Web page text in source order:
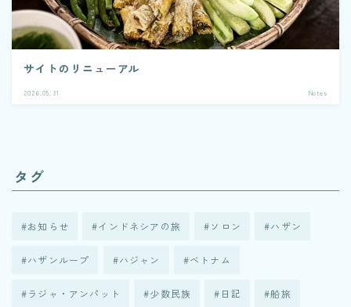
サイトのリニューアル
2026.05.31 Notes
タグ
お知らせ インドネシアの旅 ソロン ハザン
ハザンループ ハジャン ベトナム
ラジャ・アンパット 少数民族 日記 船旅